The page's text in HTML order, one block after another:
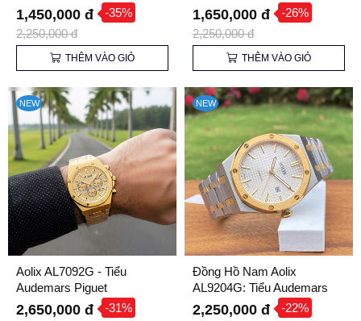
LỊCH LÃM
1,450,000 đ -35%
2,250,000 đ
THÊM VÀO GIỎ
Nhật, Giá Cực Tốt
1,650,000 đ -26%
2,250,000 đ
THÊM VÀO GIỎ
NEW
Aolix AL7092G - Tiểu
Audemars Piguet
2,650,000 đ -31%
NEW
Đồng Hồ Nam Aolix
AL9204G: Tiểu Audemars
Piguet Của Giới Bình Dân
2,250,000 đ -22%